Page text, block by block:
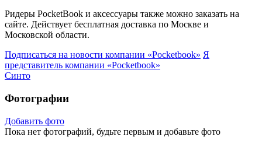
Ридеры PocketBook и аксессуары также можно заказать на
сайте. Действует бесплатная доставка по Москве и
Московской области.
Подписаться на новости компании «Pocketbook» Я
представитель компании «Pocketbook»
Синто
Фотографии
Добавить фото
Пока нет фотографий, будьте первым и добавьте фото